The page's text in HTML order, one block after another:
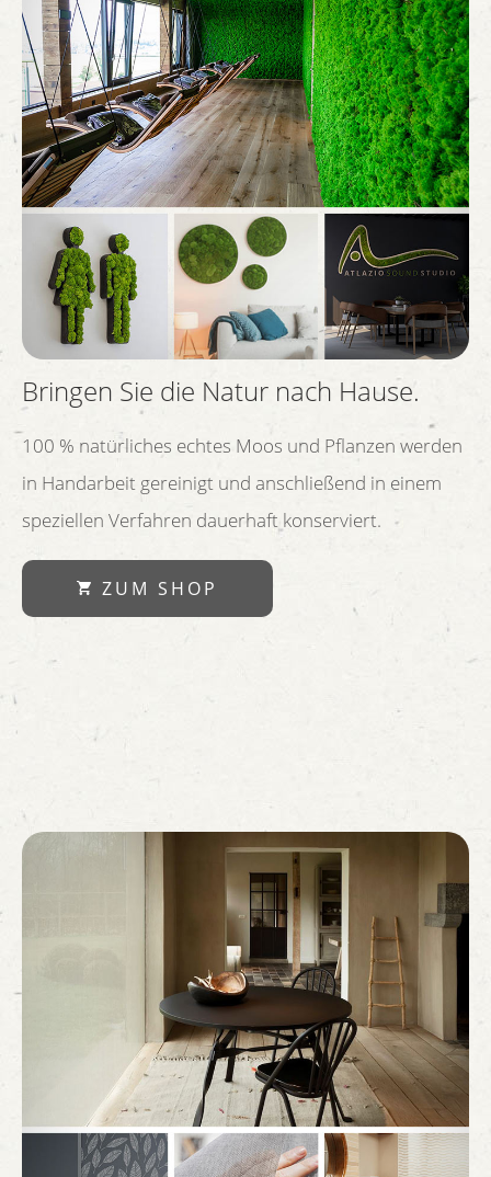
Bringen Sie die Natur nach Hause.
100 % natürliches echtes Moos und Pflanzen werden
in Handarbeit gereinigt und anschließend in einem
speziellen Verfahren dauerhaft konserviert.
ZUM SHOP